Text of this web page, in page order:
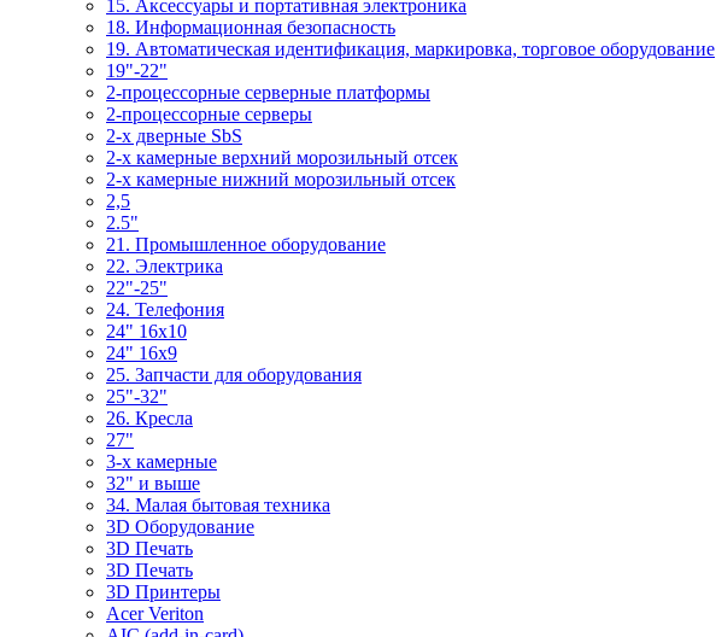
15. Аксессуары и портативная электроника
18. Информационная безопасность
19. Автоматическая идентификация, маркировка, торговое оборудование
19"-22"
2-процессорные серверные платформы
2-процессорные серверы
2-х дверные SbS
2-х камерные верхний морозильный отсек
2-х камерные нижний морозильный отсек
2,5
2.5"
21. Промышленное оборудование
22. Электрика
22"-25"
24. Телефония
24" 16x10
24" 16x9
25. Запчасти для оборудования
25"-32"
26. Кресла
27"
3-x камерные
32" и выше
34. Малая бытовая техника
3D Оборудование
3D Печать
3D Печать
3D Принтеры
Acer Veriton